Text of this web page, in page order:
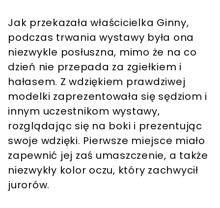
Jak przekazała właścicielka Ginny,
podczas trwania wystawy była ona
niezwykle posłuszna, mimo że na co
dzień nie przepada za zgiełkiem i
hałasem. Z wdziękiem prawdziwej
modelki zaprezentowała się sędziom i
innym uczestnikom wystawy,
rozglądając się na boki i prezentując
swoje wdzięki. Pierwsze miejsce miało
zapewnić jej zaś umaszczenie, a także
niezwykły kolor oczu, który zachwycił
jurorów.